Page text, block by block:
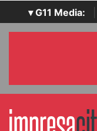
▾ G11 Media:
SecurityOpenLab